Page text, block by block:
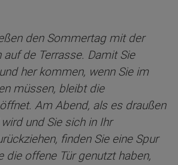
den Sommertag mit der
auf de Terrasse. Damit Sie
her kommen, wenn Sie im
müssen, bleibt die
Am Abend, als es draußen
und Sie sich in Ihr
finden Sie eine Spur
die offene Tür genutzt haben,